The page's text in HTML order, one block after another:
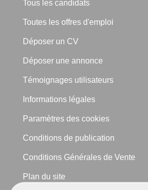
Tous les candidats
Toutes les offres d'emploi
Déposer un CV
Déposer une annonce
Témoignages utilisateurs
Informations légales
Paramètres des cookies
Conditions de publication
Conditions Générales de Vente
Plan du site